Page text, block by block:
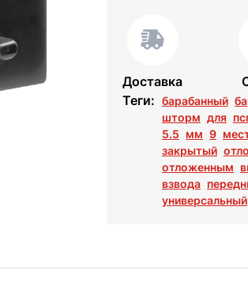
Доставка
Теги: барабанный
шторм для
5.5 мм 9
закрытый
отложенным
взвода
универсальный